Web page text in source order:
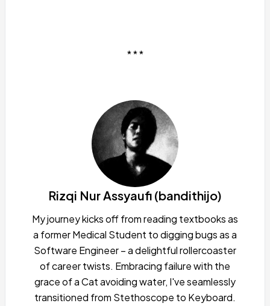
* * *
Rizqi Nur Assyaufi (bandithijo)
My journey kicks off from reading textbooks as
a former Medical Student to digging bugs as a
Software Engineer – a delightful rollercoaster
of career twists. Embracing failure with the
grace of a Cat avoiding water, I've seamlessly
transitioned from Stethoscope to Keyboard.